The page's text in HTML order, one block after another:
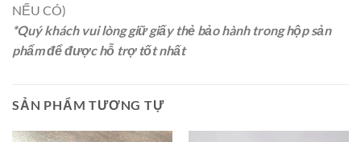
NẾU CÓ)
*Quý khách vui lòng giữ giấy thẻ bảo hành trong hộp sản
phẩm để được hỗ trợ tốt nhất
SẢN PHẨM TƯƠNG TỰ